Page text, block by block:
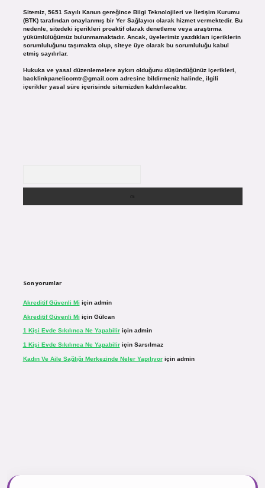
Sitemiz, 5651 Sayılı Kanun gereğince Bilgi Teknolojileri ve İletişim Kurumu
(BTK) tarafından onaylanmış bir Yer Sağlayıcı olarak hizmet vermektedir. Bu
nedenle, sitedeki içerikleri proaktif olarak denetleme veya araştırma
yükümlülüğümüz bulunmamaktadır. Ancak, üyelerimiz yazdıkları içeriklerin
sorumluluğunu taşımakta olup, siteye üye olarak bu sorumluluğu kabul
etmiş sayılırlar.
Hukuka ve yasal düzenlemelere aykırı olduğunu düşündüğünüz içerikleri,
backlinkpanelicomtr@gmail.comadresine bildirmeniz halinde, ilgili
içerikler yasal süre içerisinde sitemizden kaldırılacaktır.
Son yorumlar
Akreditif Güvenli Mi için admin
Akreditif Güvenli Mi için Gülcan
1 Kişi Evde Sıkılınca Ne Yapabiliriçin admin
1 Kişi Evde Sıkılınca Ne Yapabiliriçin Sarsılmaz
Kadın Ve Aile Sağlığı Merkezinde Neler Yapılıyoriçin admin